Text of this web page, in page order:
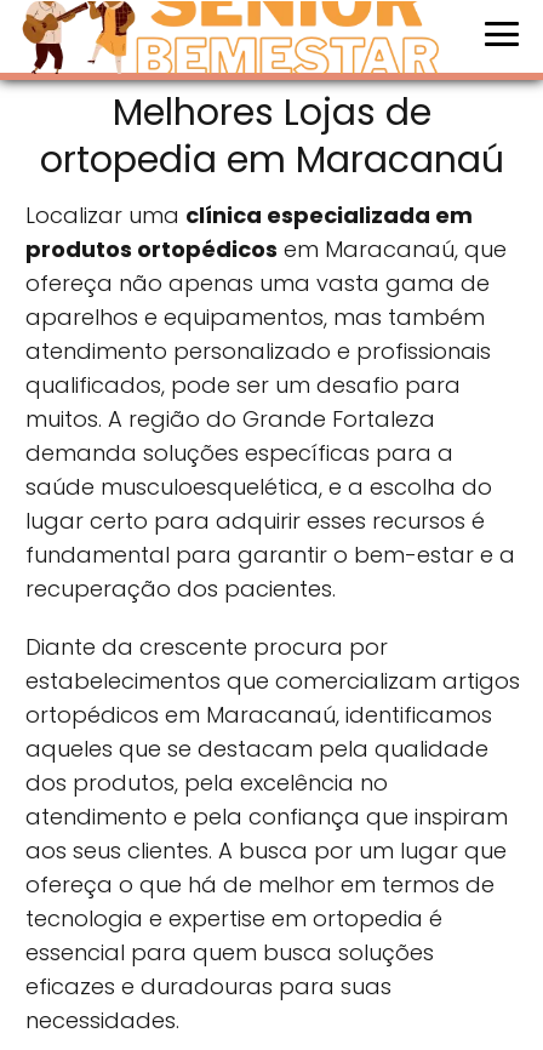
Melhores Lojas de
ortopedia em Maracanaú
Localizar uma clínica especializada em
produtos ortopédicos em Maracanaú, que
ofereça não apenas uma vasta gama de
aparelhos e equipamentos, mas também
atendimento personalizado e profissionais
qualificados, pode ser um desafio para
muitos. A região do Grande Fortaleza
demanda soluções específicas para a
saúde musculoesquelética, e a escolha do
lugar certo para adquirir esses recursos é
fundamental para garantir o bem-estar e a
recuperação dos pacientes.
Diante da crescente procura por
estabelecimentos que comercializam artigos
ortopédicos em Maracanaú, identificamos
aqueles que se destacam pela qualidade
dos produtos, pela excelência no
atendimento e pela confiança que inspiram
aos seus clientes. A busca por um lugar que
ofereça o que há de melhor em termos de
tecnologia e expertise em ortopedia é
essencial para quem busca soluções
eficazes e duradouras para suas
necessidades.